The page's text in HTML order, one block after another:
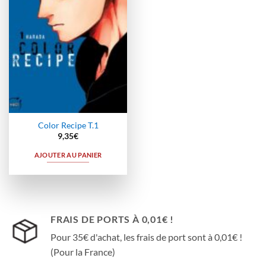
Color Recipe T.1
9,35€
AJOUTER AU PANIER
FRAIS DE PORTS À 0,01€ !
Pour 35€ d'achat, les frais de port sont à 0,01€ !
(Pour la France)